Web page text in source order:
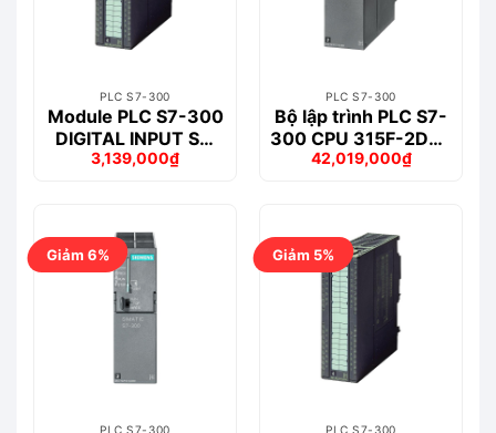
PLC S7-300
Module PLC S7-300
DIGITAL INPUT SM
321 – 6ES7321-
Giá
3,139,000₫
Giá
3,139,000₫.
PLC S7-300
Bộ lập trình PLC S7-
300 CPU 315F-2DP –
6ES7315-6FF04-
Giá
42,019,000₫
Giá
Giảm 6%
PLC S7-300
Giảm 5%
PLC S7-300